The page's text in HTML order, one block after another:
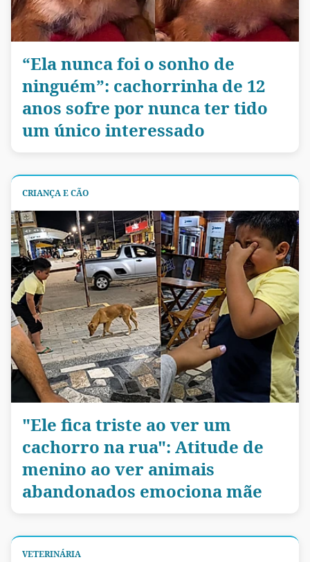
“Ela nunca foi o sonho de
ninguém”: cachorrinha de 12
anos sofre por nunca ter tido
um único interessado
CRIANÇA E CÃO
"Ele fica triste ao ver um
cachorro na rua": Atitude de
menino ao ver animais
abandonados emociona mãe
VETERINÁRIA